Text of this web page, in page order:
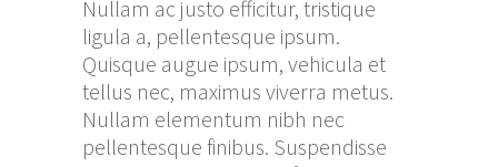
Nullam ac justo efficitur, tristique
ligula a, pellentesque ipsum.
Quisque augue ipsum, vehicula et
tellus nec, maximus viverra metus.
Nullam elementum nibh nec
pellentesque finibus. Suspendisse